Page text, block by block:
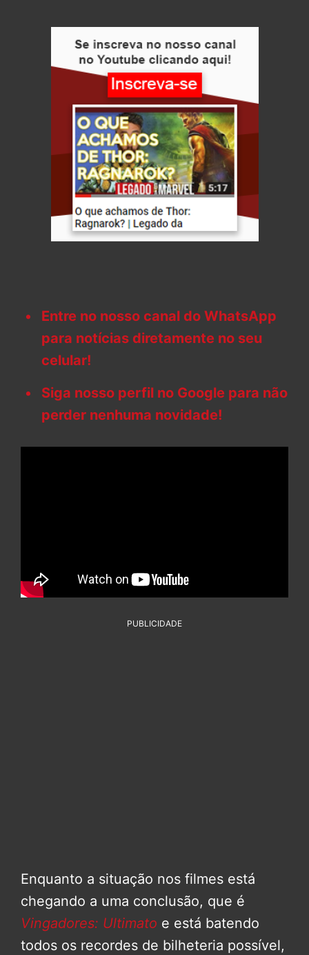
Entre no nosso canal do WhatsApp
para notícias diretamente no seu
celular!
Siga nosso perfil no Google para não
perder nenhuma novidade!
PUBLICIDADE
Enquanto a situação nos filmes está
chegando a uma conclusão, que é
Vingadores: Ultimato e está batendo
todos os recordes de bilheteria possível,